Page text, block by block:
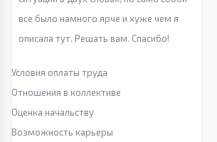
все было намного ярче и хуже чем я
описала тут. Решать вам. Спасибо!
Условия оплаты труда
Отношения в коллективе
Оценка начальству
Возможность карьеры